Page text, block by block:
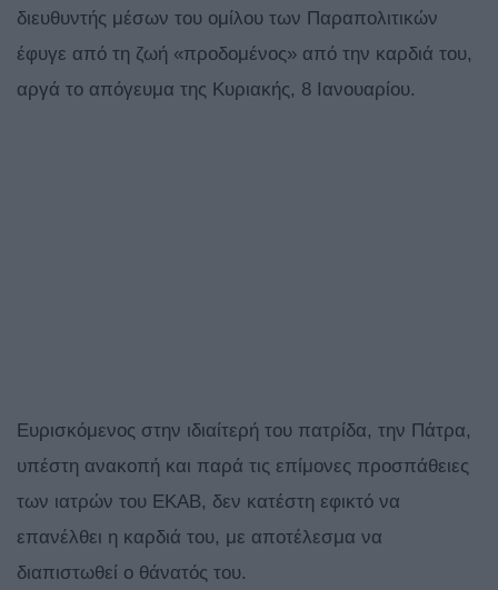
διευθυντής μέσων του ομίλου των Παραπολιτικών
έφυγε από τη ζωή «προδομένος» από την καρδιά του,
αργά το απόγευμα της Κυριακής, 8 Ιανουαρίου.
Ευρισκόμενος στην ιδιαίτερή του πατρίδα, την Πάτρα,
υπέστη ανακοπή και παρά τις επίμονες προσπάθειες
των ιατρών του ΕΚΑΒ, δεν κατέστη εφικτό να
επανέλθει η καρδιά του, με αποτέλεσμα να
διαπιστωθεί ο θάνατός του.